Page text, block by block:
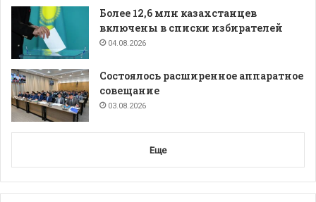
Более 12,6 млн казахстанцев
включены в списки избирателей
04.08.2026
Состоялось расширенное аппаратное
совещание
03.08.2026
Еще